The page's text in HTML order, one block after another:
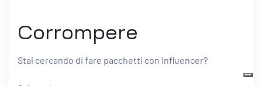
Corrompere
Stai cercando di fare pacchetti con influencer?